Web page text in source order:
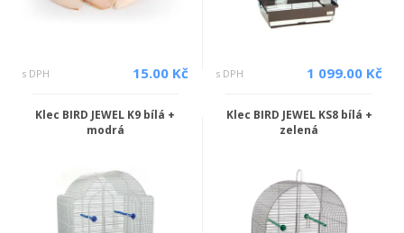
s DPH 15.00 Kč s DPH 1 099.00 Kč
Klec BIRD JEWEL K9 bílá +
modrá
Klec BIRD JEWEL KS8 bílá +
zelená